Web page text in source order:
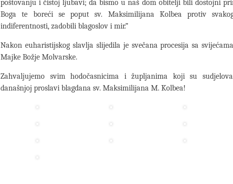
poštovanju i čistoj ljubavi; da bismo u naš dom obitelji bili dostojni
Boga te boreći se poput sv. Maksimilijana Kolbea protiv
indiferentnosti, zadobili blagoslov i mir.”
Nakon euharistijskog slavlja slijedila je svečana procesija sa
Majke Božje Molvarske.
Zahvaljujemo svim hodočasnicima i župljanima koji su
današnjoj proslavi blagdana sv. Maksimilijana M. Kolbea!